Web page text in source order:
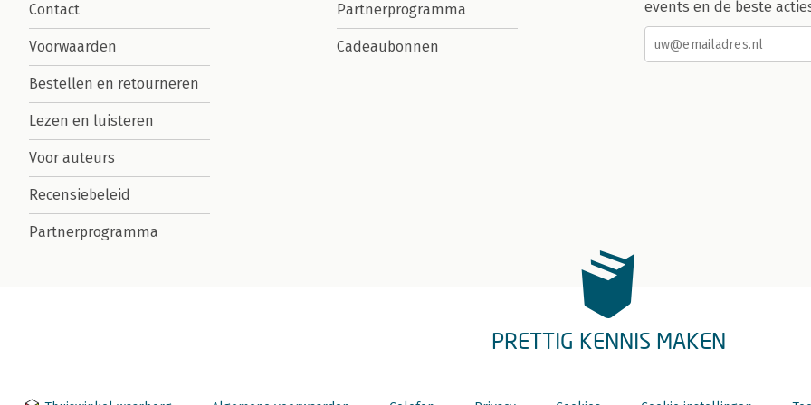
Contact
Voorwaarden
Bestellen en retourneren
Lezen en luisteren
Voor auteurs
Recensiebeleid
Partnerprogramma
Partnerprogramma
Cadeaubonnen
events en de beste
PRETTIG KENNIS MAKEN